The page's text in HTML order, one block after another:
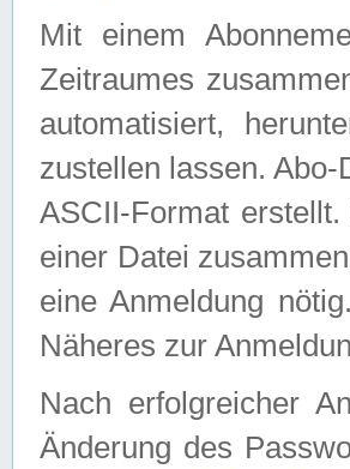
Mit einem
Zeitraumes
automatisiert,
zustellen lassen.
ASCII-Format
einer Datei
eine Anmeldung
Näheres zur
Nach erfolgreicher
Änderung des